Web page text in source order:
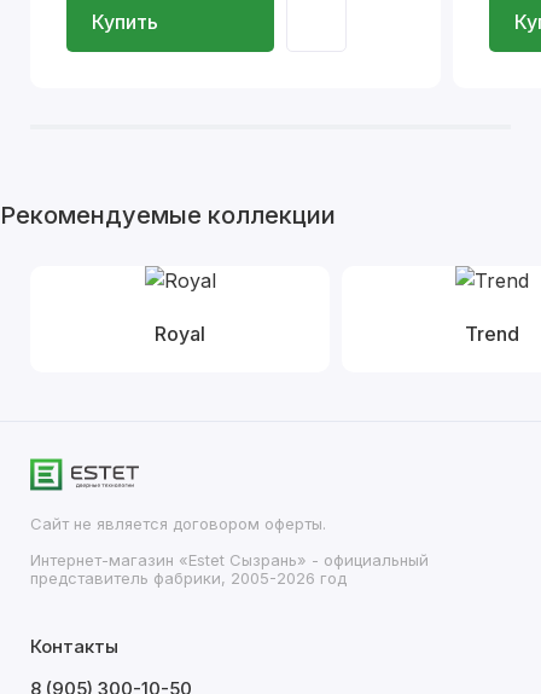
Купить
Рекомендуемые коллекции
Royal Trend
Сайт не является договором оферты.
Интернет-магазин «Estet Сызрань» - официальный
представитель фабрики, 2005-2026 год
Контакты
8 (905) 300-10-50